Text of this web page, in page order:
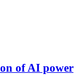
of AI power